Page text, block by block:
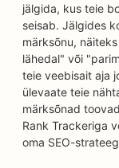
jälgida, kus teie
seisab. Jälgides
märksõnu,
lähedal" või
teie veebisait aja
ülevaate teie
märksõnad
Rank Trackeriga
oma SEO-